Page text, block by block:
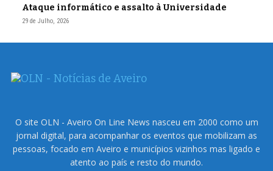
Ataque informático e assalto à Universidade
29 de Julho, 2026
O site OLN - Aveiro On Line News nasceu em 2000 como um
jornal digital, para acompanhar os eventos que mobilizam as
pessoas, focado em Aveiro e municípios vizinhos mas ligado e
atento ao país e resto do mundo.